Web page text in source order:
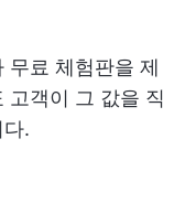
무료 체험판을 제
고객이 그 값을 직
.